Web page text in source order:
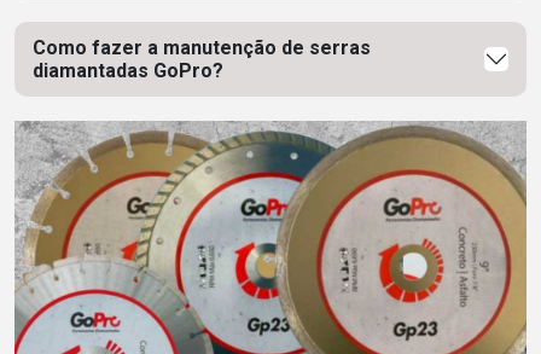
Como fazer a manutenção de serras
diamantadas GoPro?